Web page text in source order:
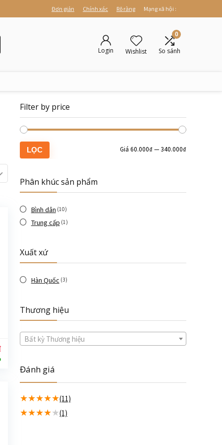
Đơn giản Chính xác Rõ ràng Mạng xã hội :
Login Wishlist
0
So sánh
Filter by price
LỌC Giá 60.000₫— 340.000₫
Phân khúc sản phẩm
Bình dân (10)
Trung cấp (1)
Xuất xứ
Hàn Quốc (3)
Thương hiệu
Bất kỳ Thương hiệu
Đánh giá
★★★★★(11)
★★★★★(1)